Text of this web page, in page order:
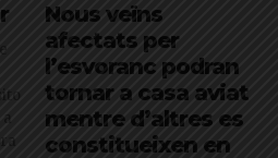
Nous veïns
afectats per
l’esvoranc podran
tornar a casa aviat
mentre d’altres es
constitueixen en